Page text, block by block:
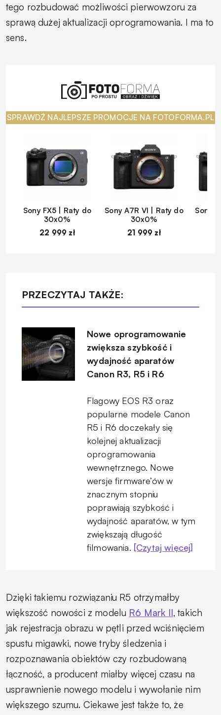
tego rozbudować możliwości pierwowzoru za
sprawą dużej aktualizacji oprogramowania. I ma to
sens.
SPRAWDŹ NAJLEPSZE PROMOCJE NA FOTOFORMA.PL
Sony FX5 | Raty do
30x0%
22 999 zł
Sony A7R VI | Raty do
30x0%
21 999 zł
Sony
PRZECZYTAJ TAKŻE:
Nowe oprogramowanie
zwiększa szybkość i
wydajność aparatów
Canon R3, R5 i R6
Flagowy EOS R3 oraz
popularne modele Canon
R5 i R6 doczekały się
kolejnej aktualizacji
oprogramowania
wewnętrznego. Nowe
wersje firmware’ów w
znacznym stopniu
poprawiają szybkość i
wydajność aparatów, w tym
zwiększają długość
filmowania. [Czytaj więcej]
Dzięki takiemu rozwiązaniu R5 otrzymałby
większość nowości z modelu R6 Mark II, takich
jak rejestracja obrazu w pętli przed wciśnięciem
spustu migawki, nowe tryby śledzenia i
rozpoznawania obiektów czy rozbudowaną
łączność, a producent miałby więcej czasu na
usprawnienie nowego modelu i wywołanie nim
większego szumu. Ciekawe jest także to, że